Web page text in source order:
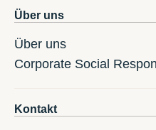
Über uns
Über uns
Corporate Social
Kontakt